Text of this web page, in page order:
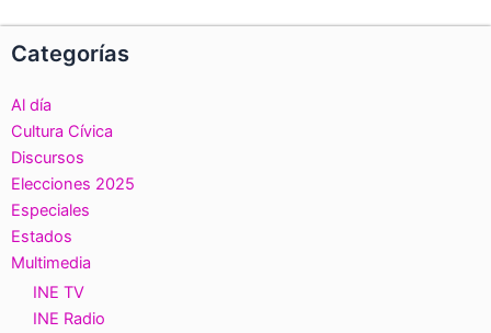
Categorías
Al día
Cultura Cívica
Discursos
Elecciones 2025
Especiales
Estados
Multimedia
INE TV
INE Radio